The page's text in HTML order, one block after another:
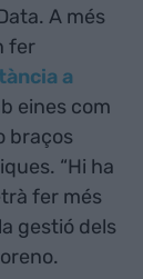
A més
fer
a
eines com
braços
“Hi ha
fer més
gestió dels